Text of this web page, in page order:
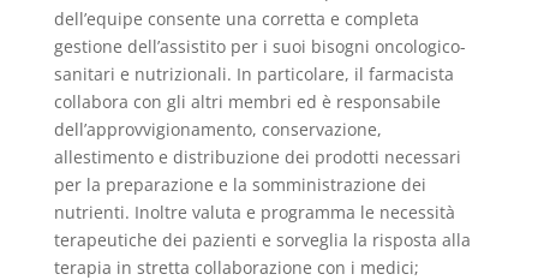
dell’equipe consente una corretta e completa
gestione dell’assistito per i suoi bisogni oncologico-
sanitari e nutrizionali. In particolare, il farmacista
collabora con gli altri membri ed è responsabile
dell’approvvigionamento, conservazione,
allestimento e distribuzione dei prodotti necessari
per la preparazione e la somministrazione dei
nutrienti. Inoltre valuta e programma le necessità
terapeutiche dei pazienti e sorveglia la risposta alla
terapia in stretta collaborazione con i medici;